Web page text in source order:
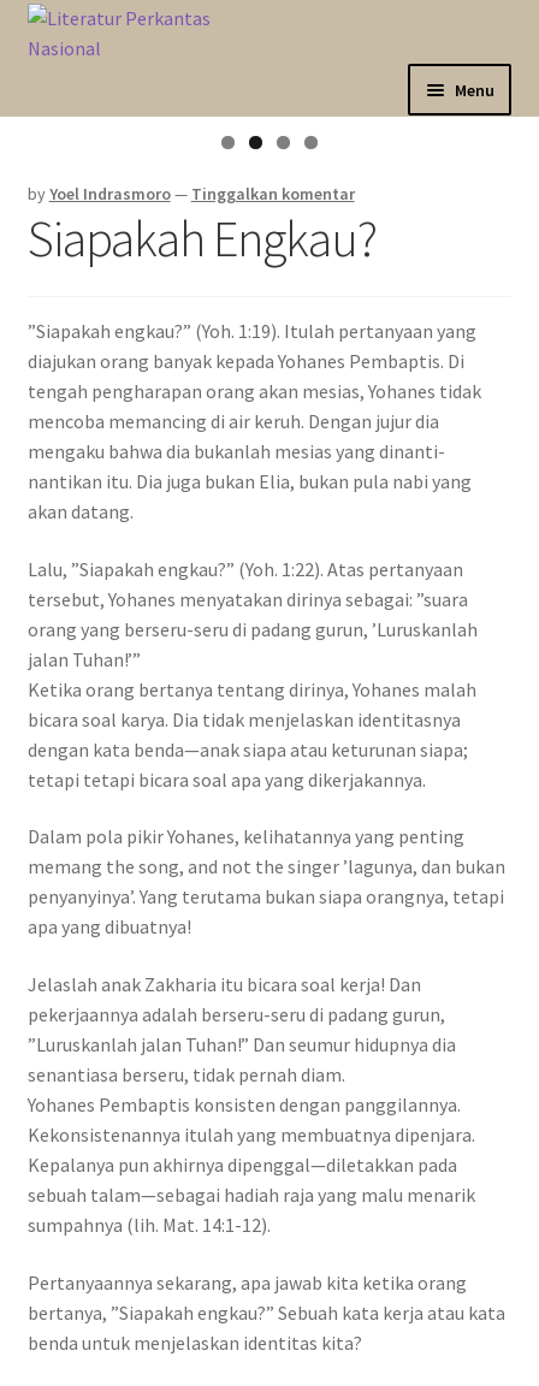
Skip
to
Langsung
ke
Menu
Sahabat Anda Bertumbuh
Kategori
Akun Saya
menu
Marketplace
Katalog
byYoel Indrasmoro— Tinggalkan komentar
Siapakah Engkau?
”Siapakah engkau?” (Yoh. 1:19). Itulah pertanyaan yang
diajukan orang banyak kepada Yohanes Pembaptis. Di
tengah pengharapan orang akan mesias, Yohanes tidak
mencoba memancing di air keruh. Dengan jujur dia
mengaku bahwa dia bukanlah mesias yang dinanti-
nantikan itu. Dia juga bukan Elia, bukan pula nabi yang
akan datang.
Lalu, ”Siapakah engkau?” (Yoh. 1:22). Atas pertanyaan
tersebut, Yohanes menyatakan dirinya sebagai: ”suara
orang yang berseru-seru di padang gurun, ’Luruskanlah
jalan Tuhan!’”
Ketika orang bertanya tentang dirinya, Yohanes malah
bicara soal karya. Dia tidak menjelaskan identitasnya
dengan kata benda—anak siapa atau keturunan siapa;
tetapi tetapi bicara soal apa yang dikerjakannya.
Dalam pola pikir Yohanes, kelihatannya yang penting
memang the song, and not the singer ’lagunya, dan bukan
penyanyinya’. Yang terutama bukan siapa orangnya, tetapi
apa yang dibuatnya!
Jelaslah anak Zakharia itu bicara soal kerja! Dan
pekerjaannya adalah berseru-seru di padang gurun,
”Luruskanlah jalan Tuhan!” Dan seumur hidupnya dia
senantiasa berseru, tidak pernah diam.
Yohanes Pembaptis konsisten dengan panggilannya.
Kekonsistenannya itulah yang membuatnya dipenjara.
Kepalanya pun akhirnya dipenggal—diletakkan pada
sebuah talam—sebagai hadiah raja yang malu menarik
sumpahnya (lih. Mat. 14:1-12).
Pertanyaannya sekarang, apa jawab kita ketika orang
bertanya, ”Siapakah engkau?” Sebuah kata kerja atau kata
benda untuk menjelaskan identitas kita?